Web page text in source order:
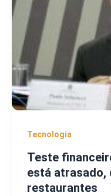
Tecnologia
Teste
está atrasado,
restaurantes